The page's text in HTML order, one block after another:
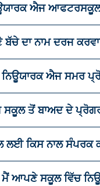
ਐਜ ਆਫਟਰਸਕੂਲ
ਦਾ ਨਾਮ ਦਰਜ
ਐਜ ਸਮਰ
ਸਕੂਲ ਤੋਂ ਬਾਅਦ ਦੇ
ਲਈ ਕਿਸ ਨਾਲ ਸੰਪਰਕ
ਆਪਣੇ ਸਕੂਲ ਵਿੱਚ